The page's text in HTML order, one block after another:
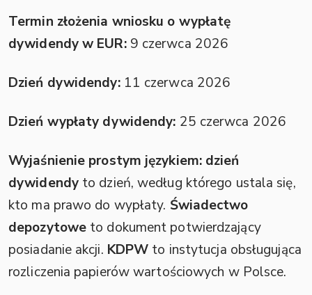
Termin złożenia wniosku o wypłatę
dywidendy w EUR:9 czerwca 2026
Dzień dywidendy:11 czerwca 2026
Dzień wypłaty dywidendy: 25 czerwca 2026
Wyjaśnienie prostym językiem: dzień
dywidendyto dzień, według którego ustala się,
kto ma prawo do wypłaty. Świadectwo
depozytowe to dokument potwierdzający
posiadanie akcji. KDPW to instytucja obsługująca
rozliczenia papierów wartościowych w Polsce.